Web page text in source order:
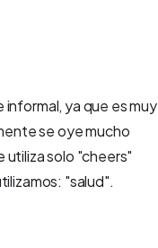
ya que es muy
se oye mucho
utiliza solo "cheers"
"salud".